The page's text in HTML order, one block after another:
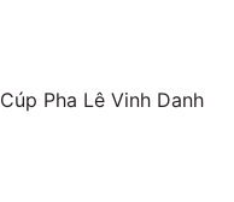
Pha Lê Vinh Danh